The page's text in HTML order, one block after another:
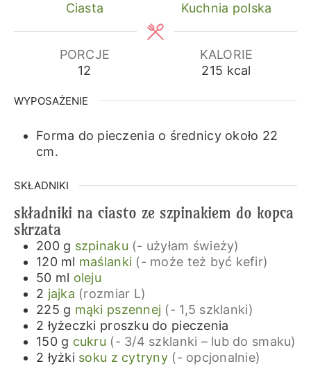
Ciasta Kuchnia polska
PORCJE
12
KALORIE
215 kcal
WYPOSAŻENIE
Forma do pieczenia o średnicy około 22
cm.
SKŁADNIKI
składniki na ciasto ze szpinakiem do kopca
skrzata
200 g szpinaku (- użyłam świeży)
120 ml maślanki (- może też być kefir)
50 ml oleju
2 jajka (rozmiar L)
225 g mąki pszennej (- 1,5 szklanki)
2 łyżeczki proszku do pieczenia
150 g cukru (- 3/4 szklanki – lub do smaku)
2 łyżki soku z cytryny (- opcjonalnie)